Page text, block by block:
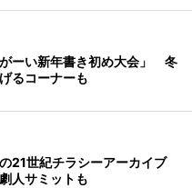
ーい新年書き初め大会」 冬
るコーナーも
21世紀チラシーアーカイブ
人サミットも